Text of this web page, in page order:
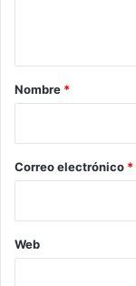
r
*
Nombre *
Correo electrónico *
Web